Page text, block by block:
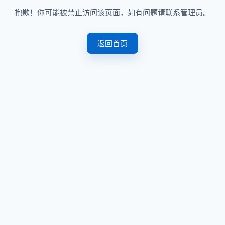
抱歉！你可能被禁止访问该页面，如有问题请联系管理员。
返回首页